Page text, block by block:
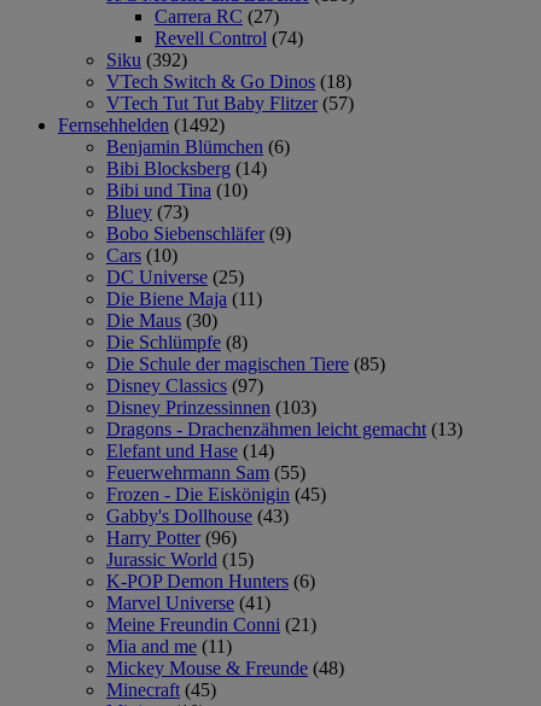
Carrera RC (27)
Revell Control (74)
Siku (392)
VTech Switch & Go Dinos (18)
VTech Tut Tut Baby Flitzer (57)
Fernsehhelden (1492)
Benjamin Blümchen (6)
Bibi Blocksberg (14)
Bibi und Tina (10)
Bluey (73)
Bobo Siebenschläfer (9)
Cars (10)
DC Universe (25)
Die Biene Maja (11)
Die Maus (30)
Die Schlümpfe (8)
Die Schule der magischen Tiere (85)
Disney Classics (97)
Disney Prinzessinnen (103)
Dragons - Drachenzähmen leicht gemacht (13)
Elefant und Hase (14)
Feuerwehrmann Sam (55)
Frozen - Die Eiskönigin (45)
Gabby's Dollhouse (43)
Harry Potter (96)
Jurassic World (15)
K-POP Demon Hunters (6)
Marvel Universe (41)
Meine Freundin Conni (21)
Mia and me (11)
Mickey Mouse & Freunde (48)
Minecraft (45)